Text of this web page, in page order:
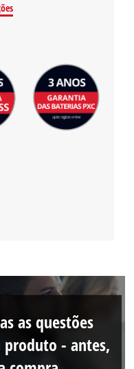
as questões
produto - antes,